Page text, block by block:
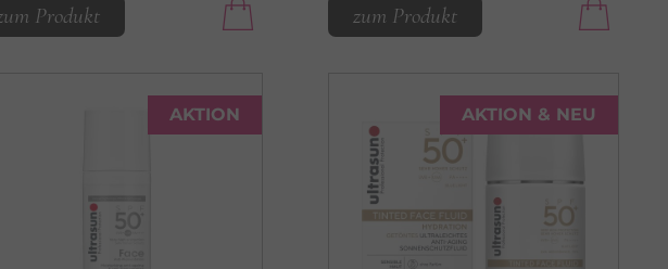
Produkt zum Produkt
AKTION AKTION & NEU